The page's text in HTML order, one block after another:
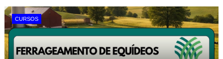
CURSOS